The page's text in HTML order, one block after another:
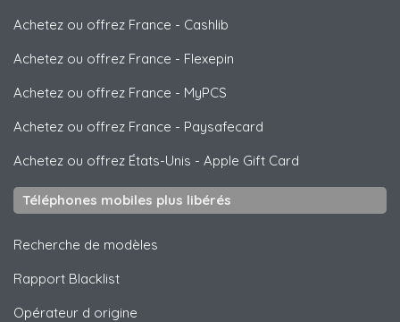
Achetez ou offrez France - Cashlib
Achetez ou offrez France - Flexepin
Achetez ou offrez France - MyPCS
Achetez ou offrez France - Paysafecard
Achetez ou offrez États-Unis - Apple Gift Card
Téléphones mobiles plus libérés
Recherche de modèles
Rapport Blacklist
Opérateur d origine